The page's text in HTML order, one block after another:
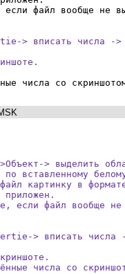
файл вообще не
> вписать числа ->
числа со
> выделить
вставленному
картинку в
если файл вообще не
> вписать числа -
числа со